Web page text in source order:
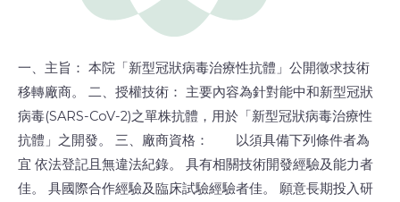
一、主旨： 本院「新型冠狀病毒治療性抗體」公開徵求技術
移轉廠商。 二、授權技術： 主要內容為針對能中和新型冠狀
病毒(SARS-CoV-2)之單株抗體，用於「新型冠狀病毒治療性
抗體」之開發。 三、廠商資格： 以須具備下列條件者為
宜 依法登記且無違法紀錄。 具有相關技術開發經驗及能力者
佳。 具國際合作經驗及臨床試驗經驗者佳。 願意長期投入研